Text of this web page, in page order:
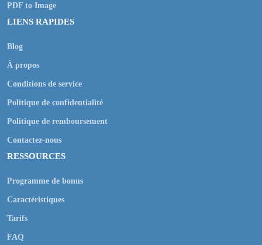
PDF to Image
LIENS RAPIDES
Blog
À propos
Conditions de service
Politique de confidentialité
Politique de remboursement
Contactez-nous
RESSOURCES
Programme de bonus
Caractéristiques
Tarifs
FAQ